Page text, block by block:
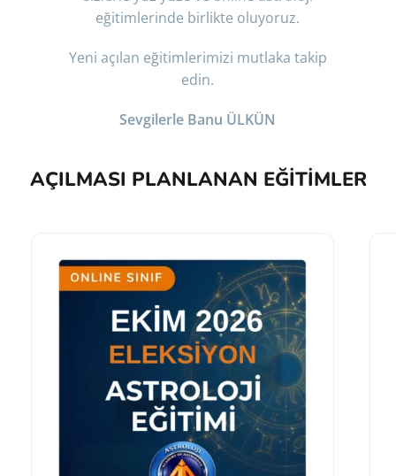
eğitimlerinde birlikte oluyoruz.
Yeni açılan eğitimlerimizi mutlaka takip
edin.
Sevgilerle Banu ÜLKÜN
AÇILMASI PLANLANAN EĞITIMLER